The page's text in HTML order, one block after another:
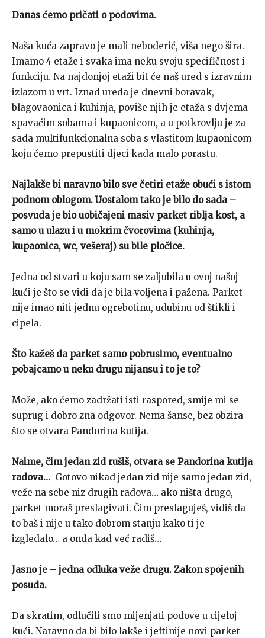
Danas ćemo pričati o podovima.
Naša kuća zapravo je mali neboderić, viša nego šira.
Imamo 4 etaže i svaka ima neku svoju specifičnost i
funkciju. Na najdonjoj etaži bit će naš ured s izravnim
izlazom u vrt. Iznad ureda je dnevni boravak,
blagovaonica i kuhinja, poviše njih je etaža s dvjema
spavaćim sobama i kupaonicom, a u potkrovlju je za
sada multifunkcionalna soba s vlastitom kupaonicom
koju ćemo prepustiti djeci kada malo porastu.
Najlakše bi naravno bilo sve četiri etaže obući s istom
podnom oblogom. Uostalom tako je bilo do sada –
posvuda je bio uobičajeni masiv parket riblja kost, a
samo u ulazu i u mokrim čvorovima (kuhinja,
kupaonica, wc, vešeraj) su bile pločice.
Jedna od stvari u koju sam se zaljubila u ovoj našoj
kući je što se vidi da je bila voljena i pažena. Parket
nije imao niti jednu ogrebotinu, udubinu od štikli i
cipela.
Što kažeš da parket samo pobrusimo, eventualno
pobajcamo u neku drugu nijansu i to je to?
Može, ako ćemo zadržati isti raspored, smije mi se
suprug i dobro zna odgovor. Nema šanse, bez obzira
što se otvara Pandorina kutija.
Naime, čim jedan zid rušiš, otvara se Pandorina kutija
radova… Gotovo nikad jedan zid nije samo jedan zid,
veže na sebe niz drugih radova… ako ništa drugo,
parket moraš preslagivati. Čim preslaguješ, vidiš da
to baš i nije u tako dobrom stanju kako ti je
izgledalo… a onda kad već radiš…
Jasno je – jedna odluka veže drugu. Zakon spojenih
posuda.
Da skratim, odlučili smo mijenjati podove u cijeloj
kući. Naravno da bi bilo lakše i jeftinije novi parket